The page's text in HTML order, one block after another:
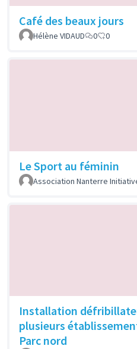
Café des beaux jours
Hélène VIDAUD
0 0
Le Sport au féminin
Association Nanterre
Installation
plusieurs
Parc nord